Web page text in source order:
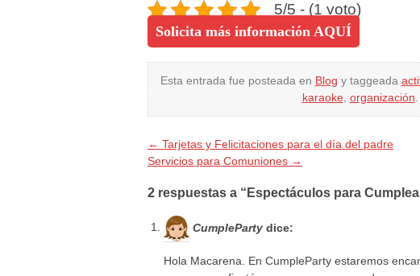
5/5 - (1 voto)
Solicita más información AQUÍ
Esta entrada fue posteada en Blog y taggeada
karaoke, organización
← Tarjetas y Felicitaciones para el día del padre
Servicios para Comuniones →
2 respuestas a “Espectáculos para
CumpleParty dice:
Hola Macarena. En CumpleParty estaremos